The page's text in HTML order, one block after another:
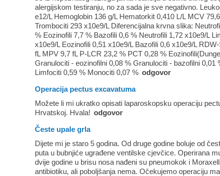
alergijskom testiranju, no za sada je sve negativno.
e12/L Hemoglobin 136 g/L Hematorkit 0,410 L/L MCV
Trombociti 293 x10e9/L Diferencijalna krvna slika:
% Eozinofili 7,7 % Bazofili 0,6 % Neutrofili 1,72 x10e9/L
x10e9/L Eozinofili 0,51 x10e9/L Bazofili 0,6 x10e9/L
fL MPV 9,7 fL P-LCR 23,2 % PCT 0,28 %
Granulociti - eozinofilni 0,08 % Granulociti - bazofilni
Limfociti 0,59 % Monociti 0,07 % odgovor
Operacija pectus excavatuma
Možete li mi ukratko opisati laparoskopsku operaciju
Hrvatskoj. Hvala! odgovor
Česte upale grla
Dijete mi je staro 5 godina. Od druge godine boluje od
puta u bubnjiće ugrađene ventilske cjevčice. Operirana
dvije godine u brisu nosa nađeni su pneumokok i
antibiotiku, ali poboljšanja nema. Očekujemo operaciju